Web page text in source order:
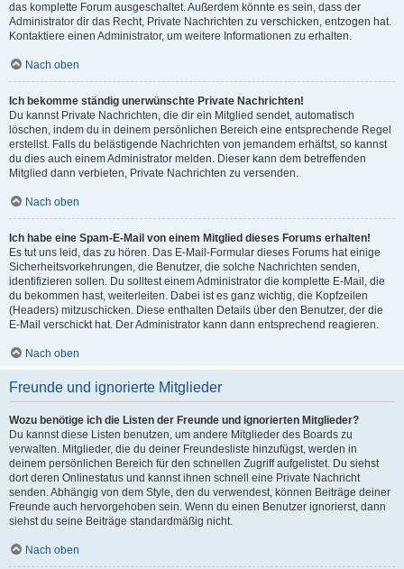
das komplette Forum ausgeschaltet. Außerdem könnte es sein, dass der
Administrator dir das Recht, Private Nachrichten zu verschicken, entzogen hat.
Kontaktiere einen Administrator, um weitere Informationen zu erhalten.
Nach oben
Ich bekomme ständig unerwünschte Private Nachrichten!
Du kannst Private Nachrichten, die dir ein Mitglied sendet, automatisch
löschen, indem du in deinem persönlichen Bereich eine entsprechende Regel
erstellst. Falls du belästigende Nachrichten von jemandem erhältst, so kannst
du dies auch einem Administrator melden. Dieser kann dem betreffenden
Mitglied dann verbieten, Private Nachrichten zu versenden.
Nach oben
Ich habe eine Spam-E-Mail von einem Mitglied dieses Forums erhalten!
Es tut uns leid, das zu hören. Das E-Mail-Formular dieses Forums hat einige
Sicherheitsvorkehrungen, die Benutzer, die solche Nachrichten senden,
identifizieren sollen. Du solltest einem Administrator die komplette E-Mail, die
du bekommen hast, weiterleiten. Dabei ist es ganz wichtig, die Kopfzeilen
(Headers) mitzuschicken. Diese enthalten Details über den Benutzer, der die
E-Mail verschickt hat. Der Administrator kann dann entsprechend reagieren.
Nach oben
Freunde und ignorierte Mitglieder
Wozu benötige ich die Listen der Freunde und ignorierten Mitglieder?
Du kannst diese Listen benutzen, um andere Mitglieder des Boards zu
verwalten. Mitglieder, die du deiner Freundesliste hinzufügst, werden in
deinem persönlichen Bereich für den schnellen Zugriff aufgelistet. Du siehst
dort deren Onlinestatus und kannst ihnen schnell eine Private Nachricht
senden. Abhängig von dem Style, den du verwendest, können Beiträge deiner
Freunde auch hervorgehoben sein. Wenn du einen Benutzer ignorierst, dann
siehst du seine Beiträge standardmäßig nicht.
Nach oben